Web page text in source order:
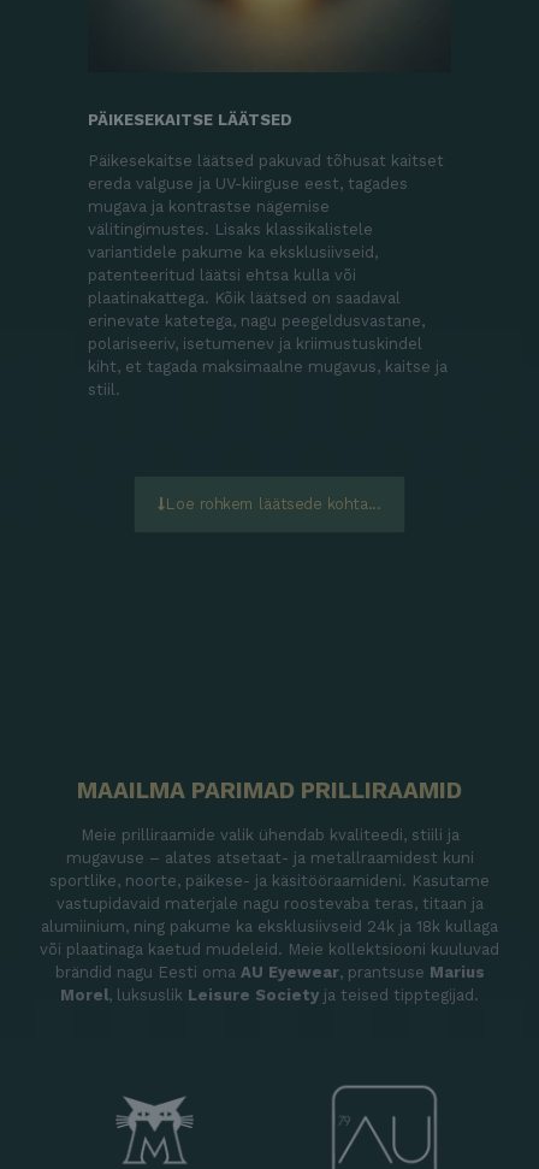
PÄIKESEKAITSE LÄÄTSED
Päikesekaitse läätsed pakuvad tõhusat kaitset
ereda valguse ja UV-kiirguse eest, tagades
mugava ja kontrastse nägemise
välitingimustes. Lisaks klassikalistele
variantidele pakume ka eksklusiivseid,
patenteeritud läätsi ehtsa kulla või
plaatinakattega. Kõik läätsed on saadaval
erinevate katetega, nagu peegeldusvastane,
polariseeriv, isetumenev ja kriimustuskindel
kiht, et tagada maksimaalne mugavus, kaitse ja
stiil.
Loe rohkem läätsede kohta...
MAAILMA PARIMAD PRILLIRAAMID
Meie prilliraamide valik ühendab kvaliteedi, stiili ja
mugavuse – alates atsetaat- ja metallraamidest kuni
sportlike, noorte, päikese- ja käsitööraamideni. Kasutame
vastupidavaid materjale nagu roostevaba teras, titaan ja
alumiinium, ning pakume ka eksklusiivseid 24k ja 18k kullaga
või plaatinaga kaetud mudeleid. Meie kollektsiooni kuuluvad
brändid nagu Eesti oma AU Eyewear, prantsuse Marius
Morel, luksuslik Leisure Society ja teised tipptegijad.